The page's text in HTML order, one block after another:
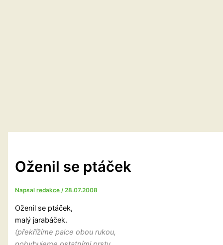
Oženil se ptáček
Napsalredakce/28.07.2008
Oženil se ptáček,
malý jarabáček.
(překřížíme palce obou rukou,